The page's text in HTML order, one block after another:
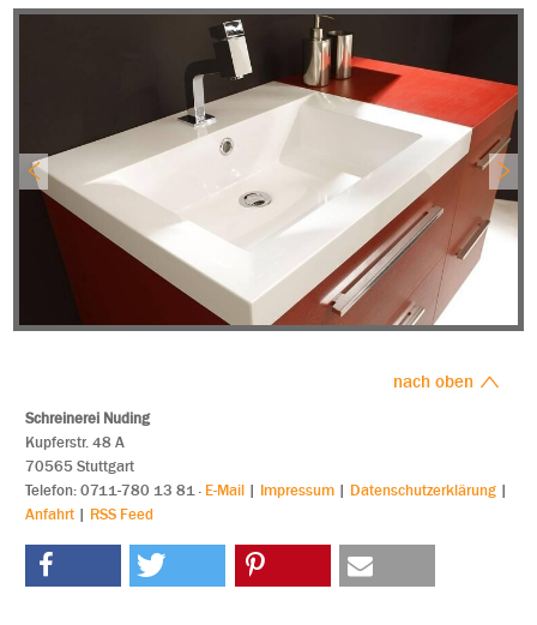
nach oben
Schreinerei Nuding
Kupferstr. 48 A
70565 Stuttgart
Telefon: 0711-780 13 81 · E-Mail | Impressum | Datenschutzerklärung |
Anfahrt | RSS Feed